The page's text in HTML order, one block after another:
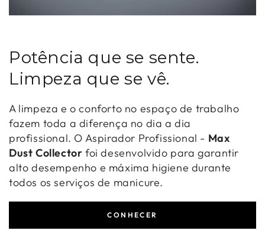
Potência que se sente.
Limpeza que se vê.
A limpeza e o conforto no espaço de trabalho
fazem toda a diferença no dia a dia
profissional. O Aspirador Profissional - Max
Dust Collector foi desenvolvido para garantir
alto desempenho e máxima higiene durante
todos os serviços de manicure.
CONHECER